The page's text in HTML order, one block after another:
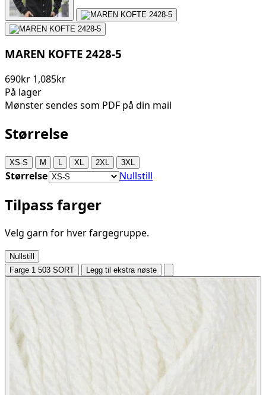
MAREN KOFTE 2428-5
690kr 1,085kr
På lager
Mønster sendes som PDF på din mail
Størrelse
XS-S M XL 2XL 3XL
Størrelse Nullstill
Tilpass farger
Velg garn for hver fargegruppe.
Nullstill
Farge 1 503 SORT Legg til ekstra nøste